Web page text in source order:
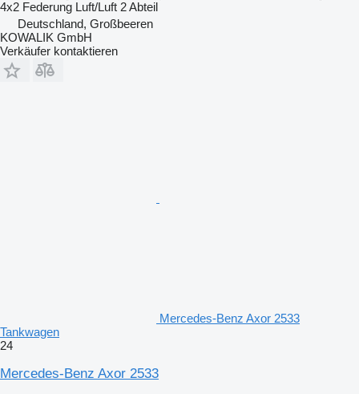
4x2 Federung Luft/Luft 2 Abteil
Deutschland, Großbeeren
KOWALIK GmbH
Verkäufer kontaktieren
Mercedes-Benz Axor 2533
Tankwagen
24
Mercedes-Benz Axor 2533